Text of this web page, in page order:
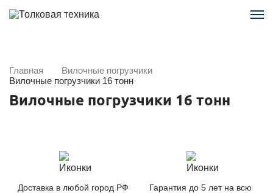
Главная
Вилочные погрузчики
Вилочные погрузчики 16 тонн
Вилочные погрузчики 16 тонн
Доставка в любой город РФ
Гарантия до 5 лет на всю